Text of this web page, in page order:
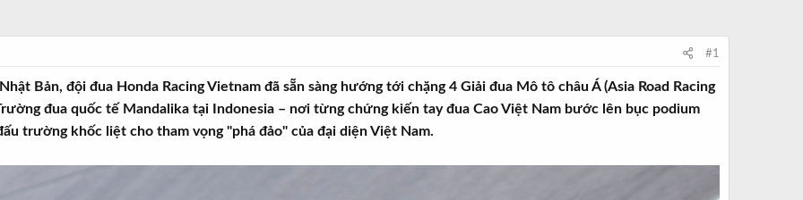
#1
Bản, đội đua Honda Racing Vietnam đã sẵn sàng hướng tới chặng 4 Giải đua Mô tô châu Á (Asia Road Racing
đua quốc tế Mandalika tại Indonesia – nơi từng chứng kiến tay đua Cao Việt Nam bước lên bục podium
trường khốc liệt cho tham vọng "phá đảo" của đại diện Việt Nam.